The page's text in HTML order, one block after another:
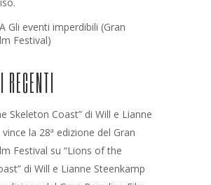
Gli eventi imperdibili (Gran
Festival)
RECENTI
Skeleton Coast” di Will e Lianne
la 28ª edizione del Gran
Festival su “Lions of the
di Will e Lianne Steenkamp